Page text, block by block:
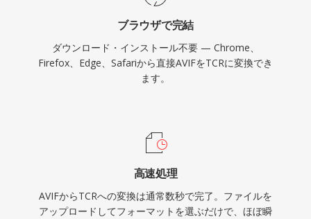
ブラウザで完結
ダウンロード・インストール不要 — Chrome、
Firefox、Edge、Safariから直接AVIFをTCRに変換でき
ます。
高速処理
AVIFからTCRへの変換は通常数秒で完了。ファイルを
アップロードしてフォーマットを選ぶだけで、ほぼ瞬